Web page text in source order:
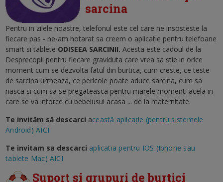
sarcina
Pentru in zilele noastre, telefonul este cel care ne insosteste la
fiecare pas - ne-am hotarat sa creem o aplicatie pentru telefoane
smart si tablete ODISEEA SARCINII. Acesta este cadoul de la
Desprecopii pentru fiecare graviduta care vrea sa stie in orice
moment cum se dezvolta fatul din burtica, cum creste, ce teste
de sarcina urmeaza, ce pericole poate aduce sarcina, cum sa
nasca si cum sa se pregateasca pentru marele moment: acela in
care se va intorce cu bebelusul acasa ... de la maternitate.
Te invităm să descarci această aplicație (pentru sistemele
Android) AICI
Te invitam sa descarci aplicatia pentru IOS (Iphone sau
tablete Mac) AICI
Suport si grupuri de burtici